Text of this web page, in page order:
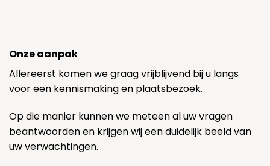
Onze aanpak
Allereerst komen we graag vrijblijvend bij u langs
voor een kennismaking en plaatsbezoek.
Op die manier kunnen we meteen al uw vragen
beantwoorden en krijgen wij een duidelijk beeld van
uw verwachtingen.